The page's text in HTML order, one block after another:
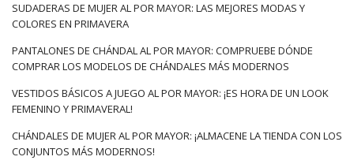
SUDADERAS DE MUJER AL POR MAYOR: LAS MEJORES MODAS Y
COLORES EN PRIMAVERA
PANTALONES DE CHÁNDAL AL POR MAYOR: COMPRUEBE DÓNDE
COMPRAR LOS MODELOS DE CHÁNDALES MÁS MODERNOS
VESTIDOS BÁSICOS A JUEGO AL POR MAYOR: ¡ES HORA DE UN LOOK
FEMENINO Y PRIMAVERAL!
CHÁNDALES DE MUJER AL POR MAYOR: ¡ALMACENE LA TIENDA CON LOS
CONJUNTOS MÁS MODERNOS!